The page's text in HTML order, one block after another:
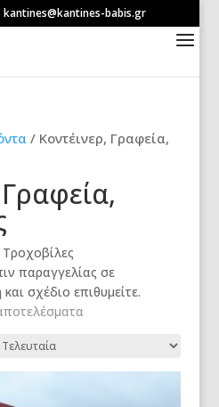
kantines@kantines-babis.gr
/ Κοντέινερ, Γραφεία,
παραγγελίας σε
σχέδιο επιθυμείτε.
Sorted